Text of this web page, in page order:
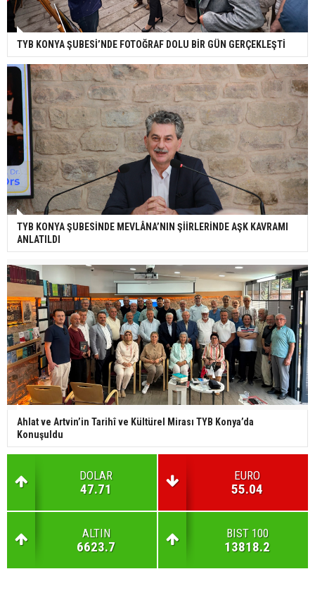
TYB KONYA ŞUBESİ’NDE FOTOĞRAF DOLU BİR GÜN GERÇEKLEŞTİ
TYB KONYA ŞUBESİNDE MEVLÂNA’NIN ŞİİRLERİNDE AŞK KAVRAMI
ANLATILDI
Ahlat ve Artvin’in Tarihî ve Kültürel Mirası TYB Konya’da
Konuşuldu
DOLAR
47.71
EURO
55.04
ALTIN
6623.7
BIST 100
13818.2